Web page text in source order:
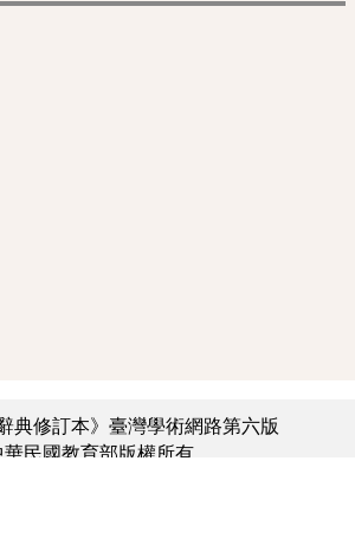
典修訂本》臺灣學術網路第六版
華民國教育部版權所有